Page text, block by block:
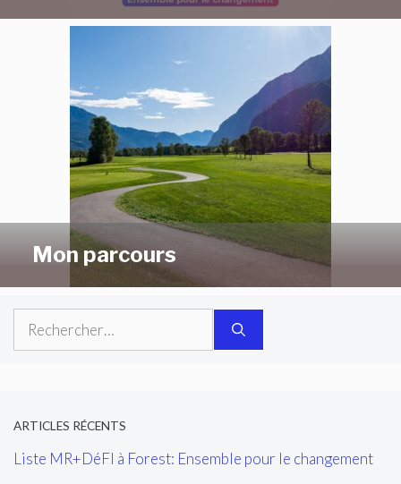
Mon parcours
Rechercher :
ARTICLES RÉCENTS
Liste MR+DéFI à Forest: Ensemble pour le changement